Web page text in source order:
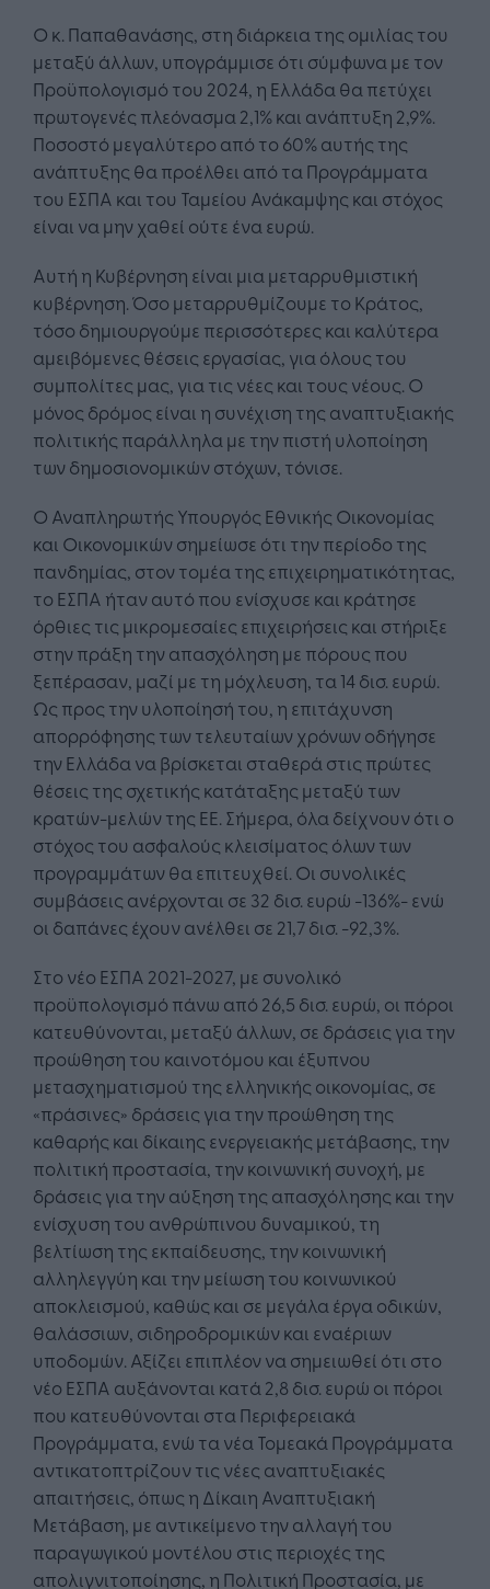
Ο κ. Παπαθανάσης, στη διάρκεια της ομιλίας του
μεταξύ άλλων, υπογράμμισε ότι σύμφωνα με τον
Προϋπολογισμό του 2024, η Ελλάδα θα πετύχει
πρωτογενές πλεόνασμα 2,1% και ανάπτυξη 2,9%.
Ποσοστό μεγαλύτερο από το 60% αυτής της
ανάπτυξης θα προέλθει από τα Προγράμματα
του ΕΣΠΑ και του Ταμείου Ανάκαμψης και στόχος
είναι να μην χαθεί ούτε ένα ευρώ.
Αυτή η Κυβέρνηση είναι μια μεταρρυθμιστική
κυβέρνηση. Όσο μεταρρυθμίζουμε το Κράτος,
τόσο δημιουργούμε περισσότερες και καλύτερα
αμειβόμενες θέσεις εργασίας, για όλους του
συμπολίτες μας, για τις νέες και τους νέους. Ο
μόνος δρόμος είναι η συνέχιση της αναπτυξιακής
πολιτικής παράλληλα με την πιστή υλοποίηση
των δημοσιονομικών στόχων, τόνισε.
Ο Αναπληρωτής Υπουργός Εθνικής Οικονομίας
και Οικονομικών σημείωσε ότι την περίοδο της
πανδημίας, στον τομέα της επιχειρηματικότητας,
το ΕΣΠΑ ήταν αυτό που ενίσχυσε και κράτησε
όρθιες τις μικρομεσαίες επιχειρήσεις και στήριξε
στην πράξη την απασχόληση με πόρους που
ξεπέρασαν, μαζί με τη μόχλευση, τα 14 δισ. ευρώ.
Ως προς την υλοποίησή του, η επιτάχυνση
απορρόφησης των τελευταίων χρόνων οδήγησε
την Ελλάδα να βρίσκεται σταθερά στις πρώτες
θέσεις της σχετικής κατάταξης μεταξύ των
κρατών-μελών της ΕΕ. Σήμερα, όλα δείχνουν ότι ο
στόχος του ασφαλούς κλεισίματος όλων των
προγραμμάτων θα επιτευχθεί. Οι συνολικές
συμβάσεις ανέρχονται σε 32 δισ. ευρώ -136%- ενώ
οι δαπάνες έχουν ανέλθει σε 21,7 δισ. -92,3%.
Στο νέο ΕΣΠΑ 2021-2027, με συνολικό
προϋπολογισμό πάνω από 26,5 δισ. ευρώ, οι πόροι
κατευθύνονται, μεταξύ άλλων, σε δράσεις για την
προώθηση του καινοτόμου και έξυπνου
μετασχηματισμού της ελληνικής οικονομίας, σε
«πράσινες» δράσεις για την προώθηση της
καθαρής και δίκαιης ενεργειακής μετάβασης, την
πολιτική προστασία, την κοινωνική συνοχή, με
δράσεις για την αύξηση της απασχόλησης και την
ενίσχυση του ανθρώπινου δυναμικού, τη
βελτίωση της εκπαίδευσης, την κοινωνική
αλληλεγγύη και την μείωση του κοινωνικού
αποκλεισμού, καθώς και σε μεγάλα έργα οδικών,
θαλάσσιων, σιδηροδρομικών και εναέριων
υποδομών. Αξίζει επιπλέον να σημειωθεί ότι στο
νέο ΕΣΠΑ αυξάνονται κατά 2,8 δισ. ευρώ οι πόροι
που κατευθύνονται στα Περιφερειακά
Προγράμματα, ενώ τα νέα Τομεακά Προγράμματα
αντικατοπτρίζουν τις νέες αναπτυξιακές
απαιτήσεις, όπως η Δίκαιη Αναπτυξιακή
Μετάβαση, με αντικείμενο την αλλαγή του
παραγωγικού μοντέλου στις περιοχές της
απολιγνιτοποίησης, η Πολιτική Προστασία, με